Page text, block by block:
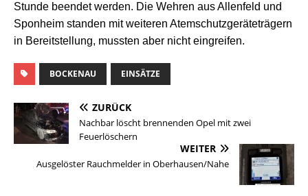
Stunde beendet werden. Die Wehren aus Allenfeld und
Sponheim standen mit weiteren Atemschutzgeräteträgern
in Bereitstellung, mussten aber nicht eingreifen.
BOCKENAU EINSÄTZE
ZURÜCK
Nachbar löscht brennenden Opel mit zwei
Feuerlöschern
WEITER
Ausgelöster Rauchmelder in Oberhausen/Nahe